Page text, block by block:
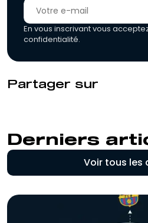
En vous inscrivant vous
confidentialité.
Partager sur
Derniers
Voir tous les